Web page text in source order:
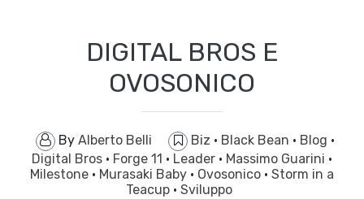
DIGITAL BROS E
OVOSONICO
By Alberto Belli Biz · Black Bean · Blog ·
Digital Bros · Forge 11 · Leader · Massimo Guarini ·
Milestone · Murasaki Baby · Ovosonico · Storm in a
Teacup · Sviluppo